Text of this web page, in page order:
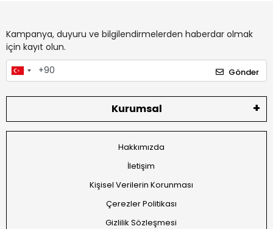
Kampanya, duyuru ve bilgilendirmelerden haberdar olmak
için kayıt olun.
Gönder
Kurumsal
Hakkımızda
İletişim
Kişisel Verilerin Korunması
Çerezler Politikası
Gizlilik Sözleşmesi